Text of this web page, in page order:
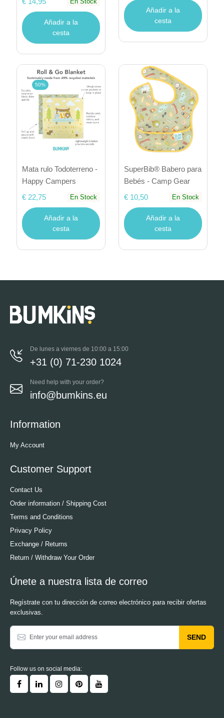
Añadir a la
cesta
Añadir a la
cesta
50%
Mata rulo Todoterreno -
Happy Campers
€ 22,75
En Stock
Añadir a la
cesta
SuperBib® Babero para
Bebés - Camp Gear
€ 10,50
En Stock
Añadir a la
cesta
De lunes a viernes de 10:00 a 15:00
+31 (0) 71-230 1024
Need help with your order?
info@bumkins.eu
Information
My Account
Customer Support
Contact Us
Order information / Shipping Cost
Terms and Conditions
Privacy Policy
Exchange / Returns
Return / Withdraw Your Order
Únete a nuestra lista de correo
Regístrate con tu dirección de correo electrónico para recibir ofertas
exclusivas.
SEND
Follow us on social media: